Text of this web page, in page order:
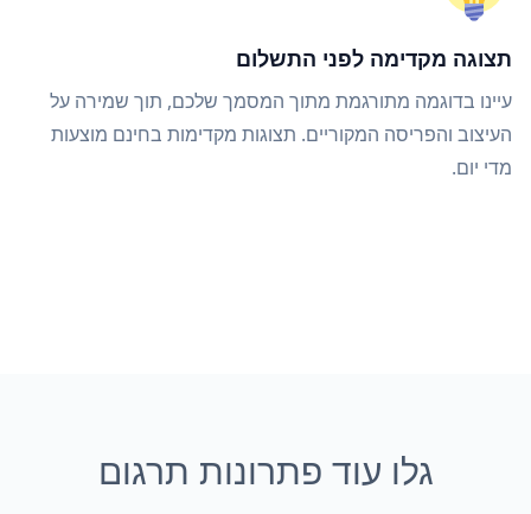
תצוגה מקדימה לפני התשלום
עיינו בדוגמה מתורגמת מתוך המסמך שלכם, תוך שמירה על
העיצוב והפריסה המקוריים. תצוגות מקדימות בחינם מוצעות
מדי יום.
גלו עוד פתרונות תרגום